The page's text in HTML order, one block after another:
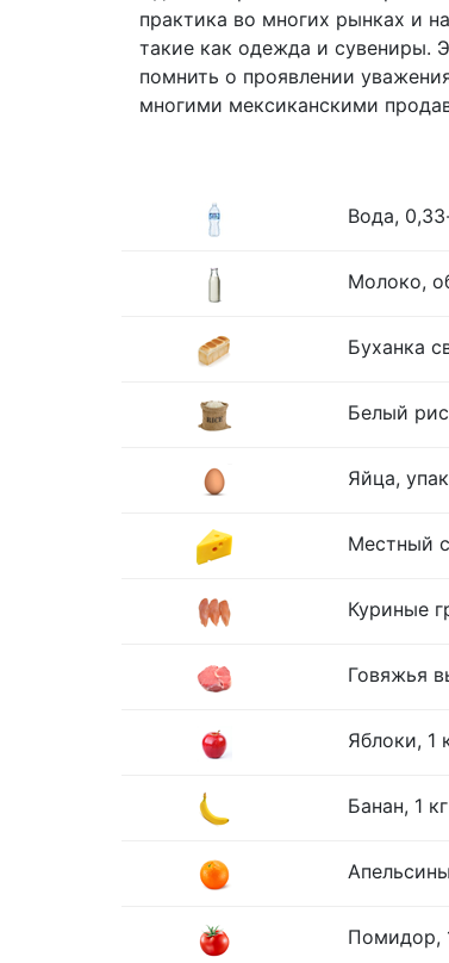
практика во многих рынках и
такие как одежда и сувениры.
помнить о проявлении
многими мексиканскими
Вода,
Молоко,
Буханка
Белый
Яйца,
Местный
Куриные
Говяжья
Яблоки, 1
Банан, 1 кг
Помидор,